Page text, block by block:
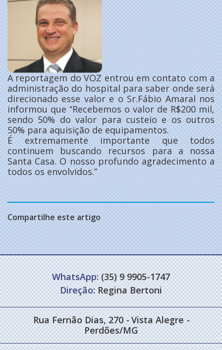
A reportagem do VOZ entrou em contato com a
administração do hospital para saber onde será
direcionado esse valor e o Sr.Fábio Amaral nos
informou que ‘‘Recebemos o valor de R$200 mil,
sendo 50% do valor para custeio e os outros
50% para aquisição de equipamentos.
É extremamente importante que todos
continuem buscando recursos para a nossa
Santa Casa. O nosso profundo agradecimento a
todos os envolvidos.’’
Compartilhe este artigo
WhatsApp:(35) 9 9905-1747
Direção:Regina Bertoni
Rua Fernão Dias, 270- Vista Alegre-
Perdões/MG